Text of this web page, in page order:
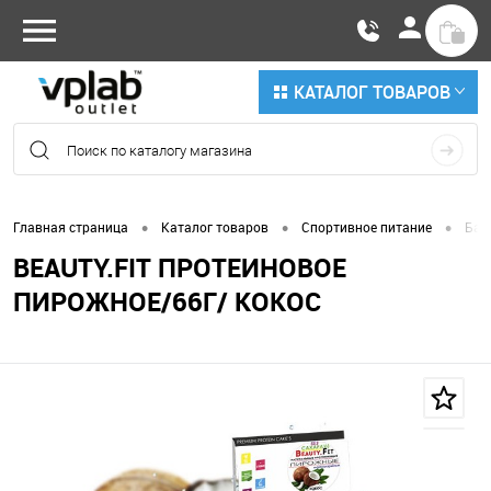
КАТАЛОГ ТОВАРОВ
Главная страница • Каталог товаров • Спортивное питание •
BEAUTY.FIT ПРОТЕИНОВОЕ
ПИРОЖНОЕ/66Г/ КОКОС